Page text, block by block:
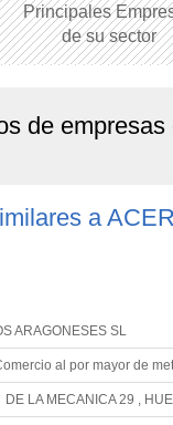
Principales
de su sector
de
a
ARAGONESES SL
al por mayor de
LA MECANICA 29 ,